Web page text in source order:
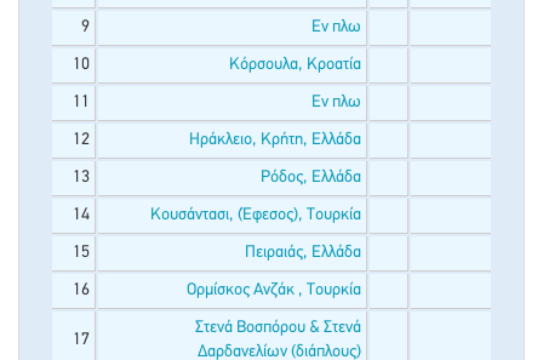
9 Εν πλω
10 Κόρσουλα, Κροατία
11 Εν πλω
12 Ηράκλειο, Κρήτη, Ελλάδα
13 Ρόδος, Ελλάδα
14 Κουσάντασι, (Έφεσος), Τουρκία
15 Πειραιάς, Ελλάδα
16 Ορμίσκος Ανζάκ , Τουρκία
17
Στενά Βοσπόρου & Στενά
Δαρδανελίων (διάπλους)